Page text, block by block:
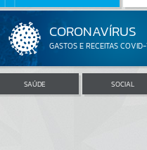
SAÚDE SOCIAL